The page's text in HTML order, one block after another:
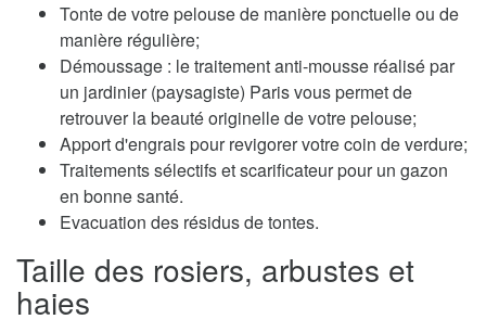
Tonte de votre pelouse de manière ponctuelle ou de
manière régulière;
Démoussage : le traitement anti-mousse réalisé par
un jardinier (paysagiste) Paris vous permet de
retrouver la beauté originelle de votre pelouse;
Apport d'engrais pour revigorer votre coin de verdure;
Traitements sélectifs et scarificateur pour un gazon
en bonne santé.
Evacuation des résidus de tontes.
Taille des rosiers, arbustes et
haies